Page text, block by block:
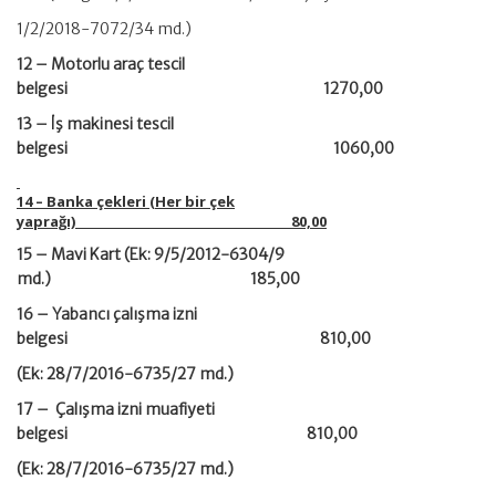
1/2/2018-7072/34 md.)
12 – Motorlu araç tescil
belgesi 1270,00
13 – İş makinesi tescil
belgesi 1060,00
14 – Banka çekleri (Her bir çek
yaprağı) 80,00
15 – Mavi Kart (Ek: 9/5/2012-6304/9
md.) 185,00
16 – Yabancı çalışma izni
belgesi 810,00
(Ek: 28/7/2016-6735/27 md.)
17 – Çalışma izni muafiyeti
belgesi 810,00
(Ek: 28/7/2016-6735/27 md.)